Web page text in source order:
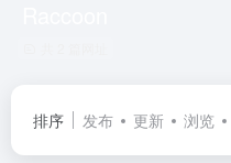
排序 发布 更新 浏览